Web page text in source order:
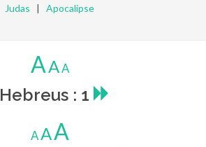
Judas | Apocalipse
AAA
Hebreus : 1
AAA